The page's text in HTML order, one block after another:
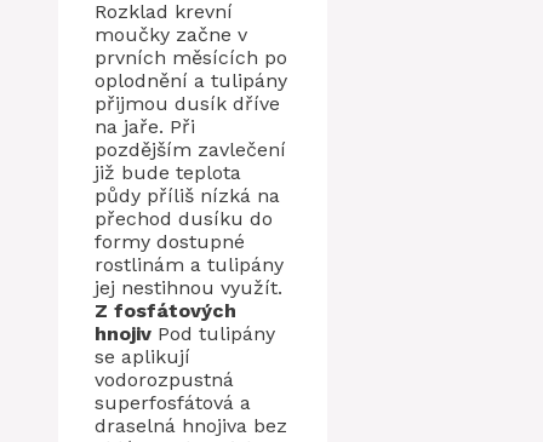
Rozklad krevní
moučky začne v
prvních měsících po
oplodnění a tulipány
přijmou dusík dříve
na jaře. Při
pozdějším zavlečení
již bude teplota
půdy příliš nízká na
přechod dusíku do
formy dostupné
rostlinám a tulipány
jej nestihnou využít.
Z fosfátových
hnojiv Pod tulipány
se aplikují
vodorozpustná
superfosfátová a
draselná hnojiva bez